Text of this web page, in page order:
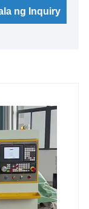
ng Inquiry